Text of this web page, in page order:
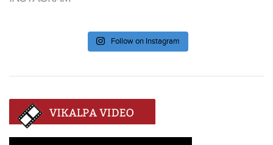
Follow on Instagram